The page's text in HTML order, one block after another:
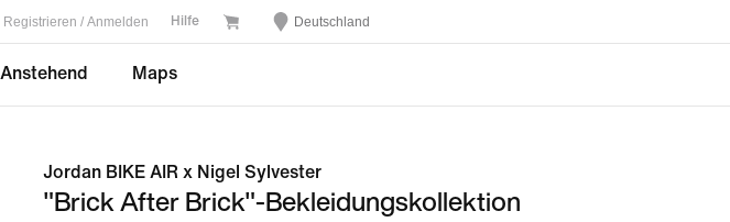
Registrieren / Anmelden Hilfe Deutschland
Anstehend Maps
Jordan BIKE AIR x Nigel Sylvester
"Brick After Brick"-Bekleidungskollektion